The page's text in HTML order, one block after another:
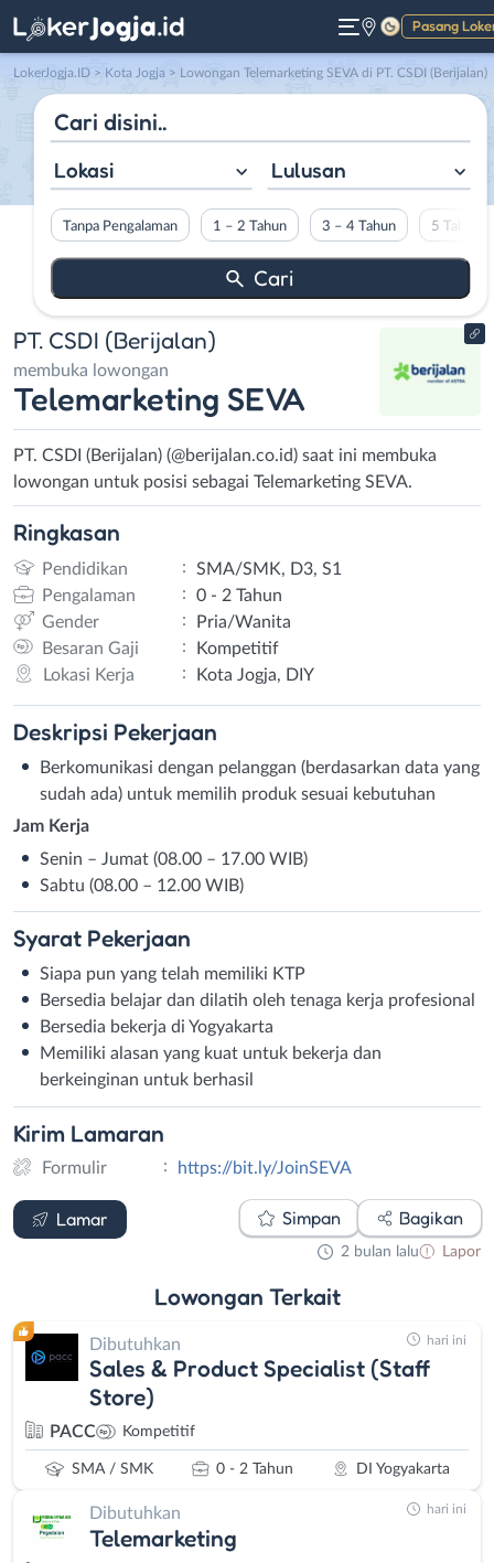
Pasang
Gelap
LokerJogja.ID > Kota Jogja > Lowongan Telemarketing SEVA di PT. CSDI (Berijalan)
Lokasi Lulusan
Tanpa Pengalaman 1 – 2 Tahun 3 – 4 Tahun 5 Tahun
PT. CSDI (Berijalan)
membuka lowongan
Telemarketing SEVA
PT. CSDI (Berijalan) (@berijalan.co.id) saat ini membuka
lowongan untuk posisi sebagai Telemarketing SEVA.
Ringkasan
Pendidikan :
SMA/SMK, D3, S1
Pengalaman
:
0 - 2 Tahun
Gender
:
Pria/Wanita
Besaran Gaji
:
Kompetitif
Lokasi Kerja
: Kota Jogja, DIY
Deskripsi Pekerjaan
Berkomunikasi dengan pelanggan (berdasarkan data yang
sudah ada) untuk memilih produk sesuai kebutuhan
Jam Kerja
Senin – Jumat (08.00 – 17.00 WIB)
Sabtu (08.00 – 12.00 WIB)
Syarat Pekerjaan
Siapa pun yang telah memiliki KTP
Bersedia belajar dan dilatih oleh tenaga kerja profesional
Bersedia bekerja di Yogyakarta
Memiliki alasan yang kuat untuk bekerja dan
berkeinginan untuk berhasil
Kirim Lamaran
Formulir : https://bit.ly/JoinSEVA
Lamar
Formulir
Simpan Bagikan
2 bulan lalu Lapor
Lowongan Terkait
Dibutuhkan
Sales & Product Specialist (Staff
Store)
PACC Kompetitif
SMA / SMK 0 - 2 Tahun DI Yogyakarta
hari ini
Dibutuhkan
Telemarketing
hari ini